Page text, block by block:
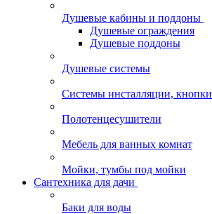
Душевые кабины и поддоны
Душевые ограждения
Душевые поддоны
Душевые системы
Системы инсталляции, кнопки
Полотенцесушители
Мебель для ванных комнат
Мойки, тумбы под мойки
Сантехника для дачи
Баки для воды